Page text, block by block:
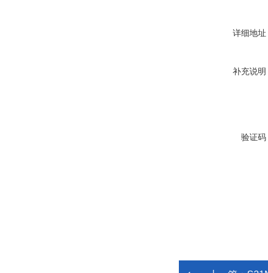
详细地址
补充说明
验证码